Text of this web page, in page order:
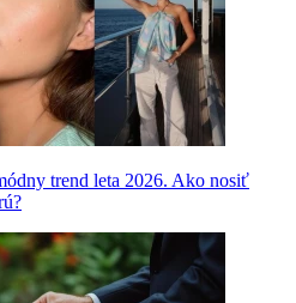
trend leta 2026. Ako nosiť